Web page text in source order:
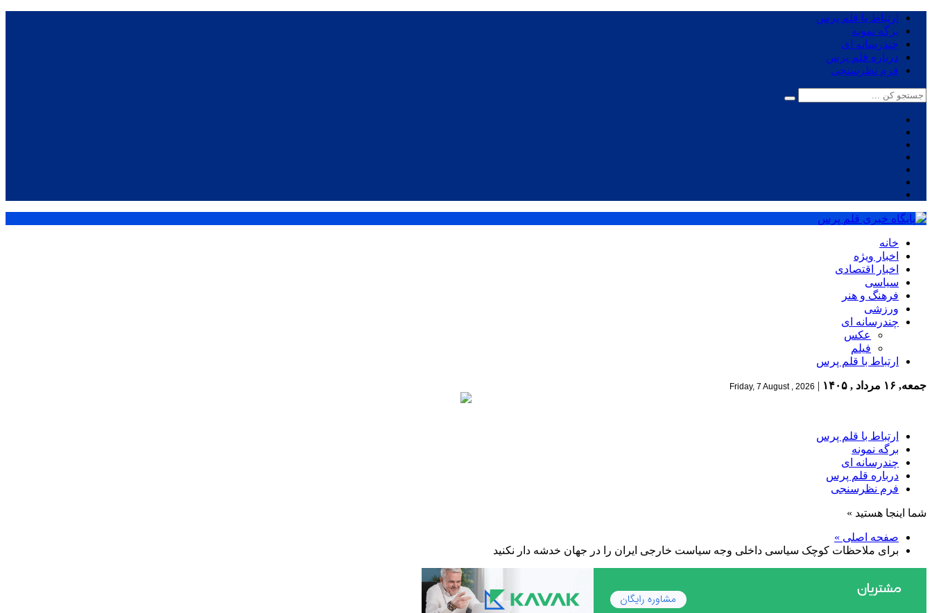
ارتباط با قلم پرس
برگه نمونه
چندرسانه ای
درباره قلم پرس
فرم نظرسنجی
خانه
اخبار ویژه
اخبار اقتصادی
سیاسی
فرهنگ و هنر
ورزشی
چندرسانه ای
عکس
فیلم
ارتباط با قلم پرس
جمعه, ۱۶ مرداد , ۱۴۰۵ |
Friday, 7 August , 2026
ارتباط با قلم پرس
برگه نمونه
چندرسانه ای
درباره قلم پرس
فرم نظرسنجی
شما اینجا هستید »
صفحه اصلی »
برای ملاحظات کوچک سیاسی داخلی وجه سیاست خارجی ایران را در جهان خدشه دار نکنید